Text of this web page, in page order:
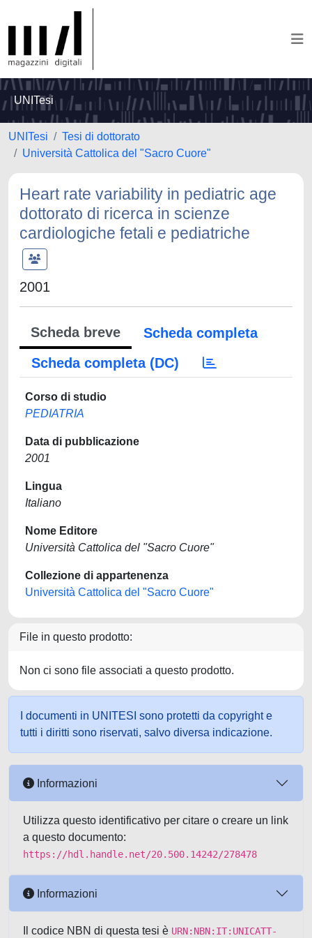
UNITesi
UNITesi
Tesi di dottorato
Università Cattolica del "Sacro Cuore"
Heart rate variability in pediatric age
dottorato di ricerca in scienze
cardiologiche fetali e pediatriche
2001
Scheda breve
Scheda completa
Scheda completa (DC)
Corso di studio
PEDIATRIA
Data di pubblicazione
2001
Lingua
Italiano
Nome Editore
Università Cattolica del "Sacro Cuore"
Collezione di appartenenza
Università Cattolica del "Sacro Cuore"
File in questo prodotto:
Non ci sono file associati a questo prodotto.
I documenti in UNITESI sono protetti da copyright e
tutti i diritti sono riservati, salvo diversa indicazione.
Informazioni
Utilizza questo identificativo per citare o creare un link
a questo documento:
https://hdl.handle.net/20.500.14242/278478
Informazioni
Il codice NBN di questa tesi è URN:NBN:IT:UNICATT-